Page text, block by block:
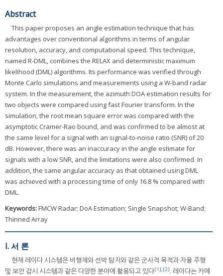
Abstract
This paper proposes an angle estimation technique that has
advantages over conventional algorithms in terms of angular
resolution, accuracy, and computational speed. This technique,
named R-DML, combines the RELAX and deterministic maximum
likelihood (DML) algorithms. Its performance was verified through
Monte Carlo simulations and measurements using a W-band radar
system. In the measurement, the azimuth DOA estimation results for
two objects were compared using fast Fourier transform. In the
simulation, the root mean square error was compared with the
asymptotic Cramer-Rao bound, and was confirmed to be almost at
the same level for a signal with an signal-to-noise ratio (SNR) of 20
dB. However, there was an inaccuracy in the angle estimate for
signals with a low SNR, and the limitations were also confirmed. In
addition, the same angular accuracy as that obtained using DML
was achieved with a processing time of only 16.8 % compared with
DML.
Keywords:FMCW Radar; DoA Estimation; Single Snapshot; W-Band;
Thinned Array
I. 서 론
현재 레이다 시스템은 비행체와 선박 탐지와 같은 군사적 목적과 자율 주행
및 보안 감시 시스템과 같은 다양한 분야에 활용되고 있다[1],[2]. 레이다는 카메